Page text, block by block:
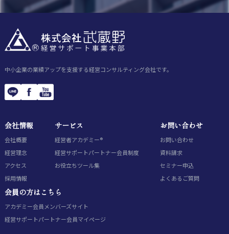
中小企業の業績アップを支援する経営コンサルティング会社です。
会社情報
会社概要
経営理念
アクセス
採用情報
サービス
経営者アカデミー®
経営サポートパートナー会員制度
お役立ちツール集
お問い合わせ
お問い合わせ
資料請求
セミナー申込
よくあるご質問
会員の方はこちら
アカデミー会員 メンバーズサイト
経営サポートパートナー会員マイページ